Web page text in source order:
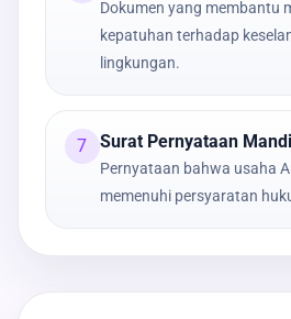
Dokumen yang membantu
kepatuhan terhadap
lingkungan.
7 Surat Pernyataan
Pernyataan bahwa usaha
memenuhi persyaratan